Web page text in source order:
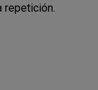
repetición.